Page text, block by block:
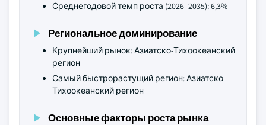
Среднегодовой темп роста (2026–2035): 6,3%
Региональное доминирование
Крупнейший рынок: Азиатско-Тихоокеанский
регион
Самый быстрорастущий регион: Азиатско-
Тихоокеанский регион
Основные факторы роста рынка